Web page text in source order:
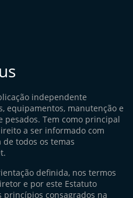
independente
equipamentos, manutenção e
pesados. Tem como principal
a ser informado com
todos os temas
definida, nos termos
e por este Estatuto
princípios consagrados na